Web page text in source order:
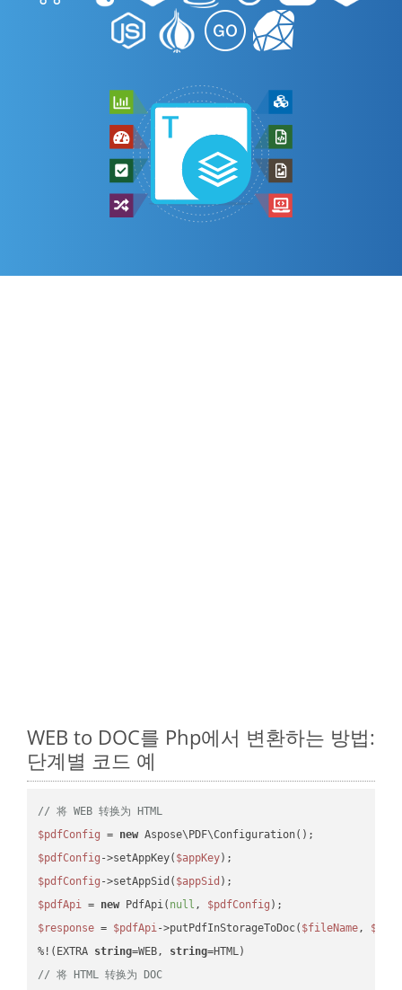
WEB to DOC를 Php에서 변환하는 방법:
단계별 코드 예
// 将 WEB 转换为 HTML
$pdfConfig = new
$pdfConfig ->setAppKey( $appKey
$pdfConfig ->setAppSid( $appSid
$pdfApi = new PdfApi( null , $pdfConfig
$response = $pdfApi->putPdfInStorageToDoc( $fileName,
%!(EXTRA string=WEB, string
// 将 HTML 转换为 DOC